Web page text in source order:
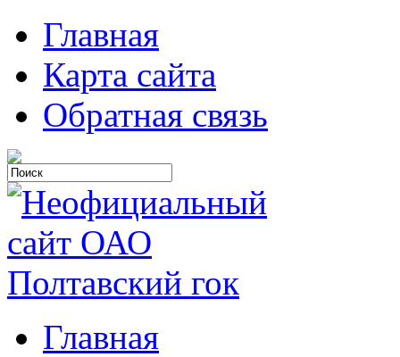
Главная
Карта сайта
Обратная связь
Главная